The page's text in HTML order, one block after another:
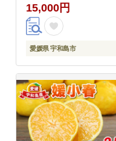
果物 フルーツ 柑橘 甘
い 甘味 蜜柑 産地直送
数量限定 国産 愛媛 愛
媛県産 宇和島 B015-
15,000円
愛媛県 宇和島市